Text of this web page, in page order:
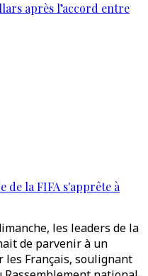
après l’accord entre
de la FIFA s'apprête à
les leaders de la
de parvenir à un
les Français, soulignant